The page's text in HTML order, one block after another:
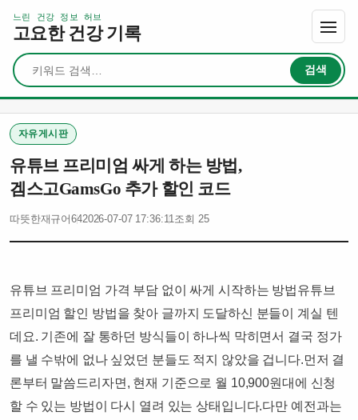
느린 건강 정보 허브
고요한 건강 기록
검색
검색
자유게시판
유튜브 프리미엄 싸게 하는 방법,
겜스고GamsGo 추가 할인 코드
따뜻한재규어642026-07-07 17:36:11조회 25
유튜브 프리미엄 가격 부담 없이 싸게 시작하는 방법유튜브
프리미엄 할인 방법을 찾아 글까지 도달하신 분들이 계실 텐
데요. 기존에 잘 통하던 방식들이 하나씩 막히면서 결국 정가
를 낼 수밖에 없나 싶었던 분들도 적지 않았을 겁니다.​먼저 결
론부터 말씀드리자면, 현재 기준으로 월 10,900원대에 신청
할 수 있는 방법이 다시 열려 있는 상태입니다.​다만 예전과는